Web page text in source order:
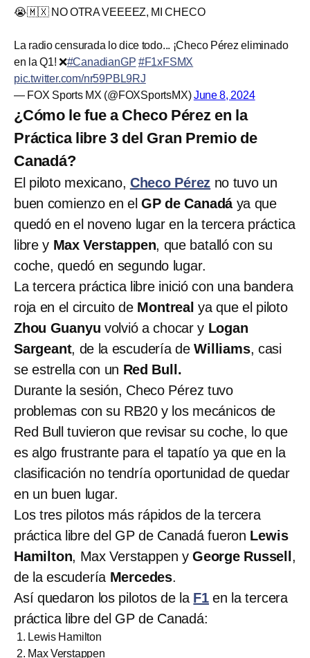
😭🇲🇽 NO OTRA VEEEEZ, MI CHECO
La radio censurada lo dice todo... ¡Checo Pérez eliminado
en la Q1! ❌#CanadianGP #F1xFSMX
pic.twitter.com/nr59PBL9RJ
— FOX Sports MX (@FOXSportsMX)June 8, 2024
¿Cómo le fue a Checo Pérez en la
Práctica libre 3 del Gran Premio de
Canadá?
El piloto mexicano, Checo Pérez no tuvo un
buen comienzo en elGP de Canadáya que
quedó en el noveno lugar en la tercera práctica
libre y Max Verstappen, que batalló con su
coche, quedó en segundo lugar.
La tercera práctica libre inició con una bandera
roja en el circuito de Montreal ya que el piloto
Zhou Guanyu volvió a chocar y Logan
Sargeant, de la escudería deWilliams, casi
se estrella con un Red Bull.
Durante la sesión, Checo Pérez tuvo
problemas con su RB20 y los mecánicos de
Red Bull tuvieron que revisar su coche, lo que
es algo frustrante para el tapatío ya que en la
clasificación no tendría oportunidad de quedar
en un buen lugar.
Los tres pilotos más rápidos de la tercera
práctica libre del GP de Canadá fueron Lewis
Hamilton, Max Verstappen yGeorge Russell ,
de la escudería Mercedes.
Así quedaron los pilotos de la F1 en la tercera
práctica libre del GP de Canadá:
Lewis Hamilton
Max Verstappen